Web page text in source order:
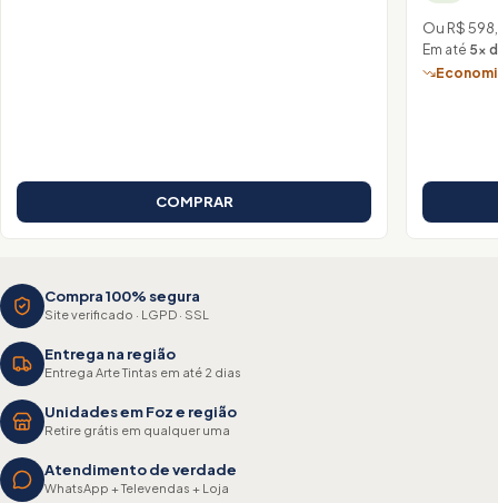
COMPRAR
Ou R$
Em até 5×
Compra 100% segura
Site verificado · LGPD · SSL
Entrega na região
Entrega Arte Tintas em até 2 dias
Unidades em Foz e região
Retire grátis em qualquer uma
Atendimento de verdade
WhatsApp + Televendas + Loja